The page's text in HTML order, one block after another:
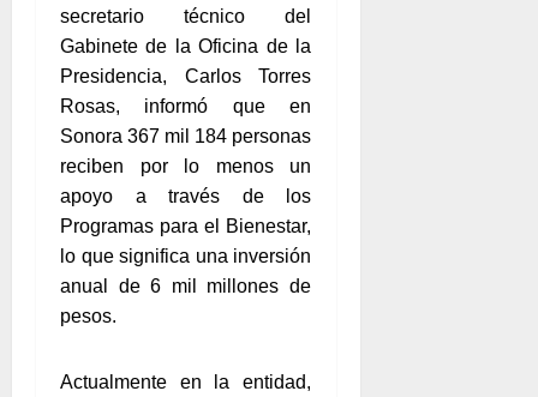
secretario técnico del
Gabinete de la Oficina de la
Presidencia, Carlos Torres
Rosas, informó que en
Sonora 367 mil 184 personas
reciben por lo menos un
apoyo a través de los
Programas para el Bienestar,
lo que significa una inversión
anual de 6 mil millones de
pesos.
Actualmente en la entidad,